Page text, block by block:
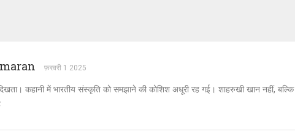
फ़रवरी 1 2025
कहानी में भारतीय संस्कृति को समझाने की कोशिश अधूरी रह गई। शाहरुखी खान नहीं, बल्कि